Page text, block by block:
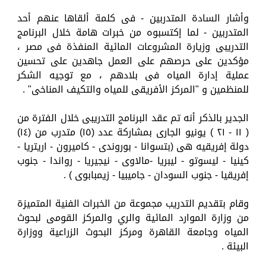
وأشار السادة المتدربين - فى كلمة ألقاها عنهم أحد
المتدربين - لما إكتسبوه من خبرات هامة خلال البرنامج
التدريبى وزيارة المشروعات المائية المنفذة فى مصر ،
مؤكدين على حرصهم على العمل جاهدين على تحسين
عملية إدارة المياه فى بلادهم ، مع توجيه الشكر
للمنظمين و "المركز الأفريقى للمياه والتكيف المناخى" .
الجدير بالذكر أنه تم عقد البرنامج التدريبى خلال الفترة من
( ١١ - ٢١ ) يونيو الجارى بمشاركة عدد (١٥) متدرب من (١٤)
دولة إفريقيه هى (بتسوانا - بوروندى - كاميرون - اريتريا -
كينيا - ليسوتو - ليبريا -مالاوى - نيجيريا - رواندا - جنوب
إفريقيا - جنوب السودان - جاميبيا - زيمبابوى ) .
وقام بتقديم التدريب مجموعة من الخبرات الفنية المتميزة
من وزارة الموارد المائية والري والمركز القومى لبحوث
المياه وجامعة القاهرة ومركز البحوث الزراعية ووزارة
البيئة .